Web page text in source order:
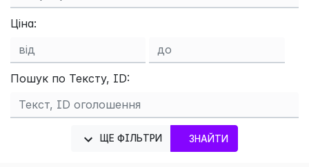
Ціна:
Пошук по Тексту, ID:
ЩЕ ФІЛЬТРИ ЗНАЙТИ
×